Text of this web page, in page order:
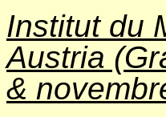
Institut du
Austria
&